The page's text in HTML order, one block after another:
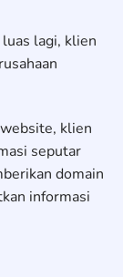
lagi, klien
klien
seputar
domain
informasi